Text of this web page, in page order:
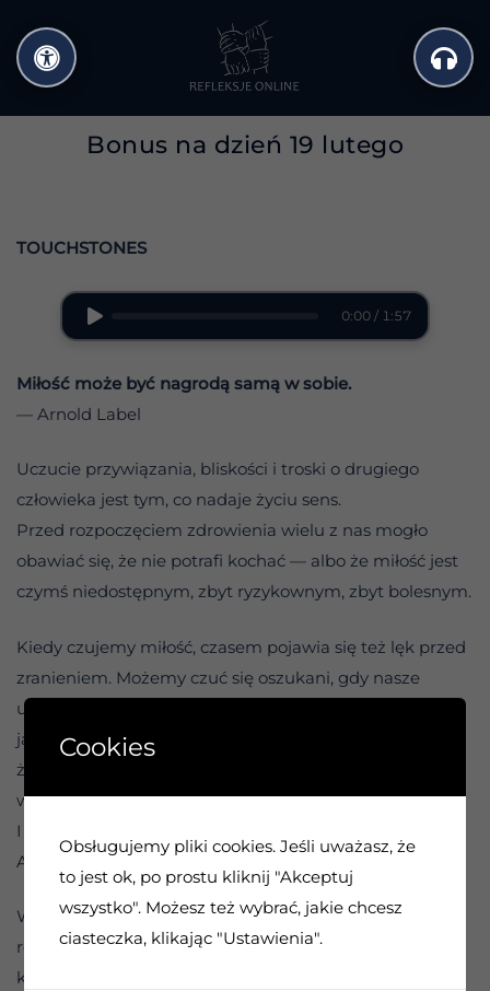
do
treści
Bonus na dzień 19 lutego
TOUCHSTONES
0:00 / 1:57
Miłość może być nagrodą samą w sobie.
— Arnold Label
Uczucie przywiązania, bliskości i troski o drugiego
człowieka jest tym, co nadaje życiu sens.
Przed rozpoczęciem zdrowienia wielu z nas mogło
obawiać się, że nie potrafi kochać — albo że miłość jest
czymś niedostępnym, zbyt ryzykownym, zbyt bolesnym.
Kiedy czujemy miłość, czasem pojawia się też lęk przed
zranieniem. Możemy czuć się oszukani, gdy nasze
uczucia nie zostaną odwzajemnione w taki sposób,
jakiego oczekujemy. Bywa, że dochodzimy do wniosku,
że relacje są zbyt skomplikowane i zbyt trudne, by
warto było się w nie angażować.
I rzeczywiście — relacje potrafią być wymagające.
Ale ich brak jest jeszcze trudniejszy.
W tej cichej chwili zatrzymajmy się i spójrzmy na nasze
relacje. Bliskie więzi — zarówno z mężczyznami, jak i z
kobietami — są niezbędne dla naszego wzrostu i
Cookies
Obsługujemy pliki cookies. Jeśli uważasz, że
to jest ok, po prostu kliknij "Akceptuj
wszystko". Możesz też wybrać, jakie chcesz
ciasteczka, klikając "Ustawienia".